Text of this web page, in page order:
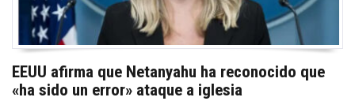
EEUU afirma que Netanyahu ha reconocido que
«ha sido un error» ataque a iglesia